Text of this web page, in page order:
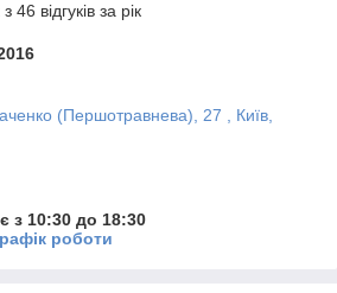
46 відгуків за рік
(Першотравнева), 27 , Київ,
з 10:30 до 18:30
роботи